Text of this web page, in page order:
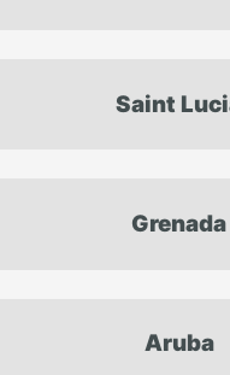
Saint
Grenada
Aruba